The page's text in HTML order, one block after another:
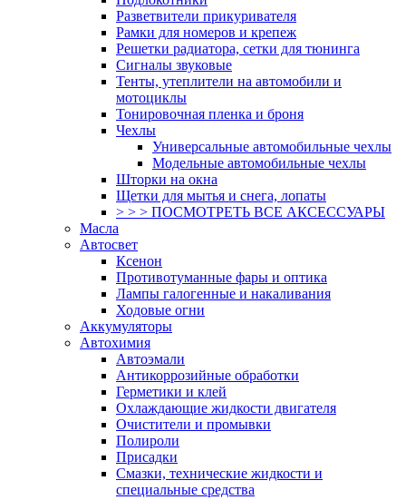
Разветвители прикуривателя
Рамки для номеров и крепеж
Решетки радиатора, сетки для тюнинга
Сигналы звуковые
Тенты, утеплители на автомобили и
мотоциклы
Тонировочная пленка и броня
Чехлы
Универсальные автомобильные чехлы
Модельные автомобильные чехлы
Шторки на окна
Щетки для мытья и снега, лопаты
> > > ПОСМОТРЕТЬ ВСЕ АКСЕССУАРЫ
Масла
Автосвет
Ксенон
Противотуманные фары и оптика
Лампы галогенные и накаливания
Ходовые огни
Аккумуляторы
Автохимия
Автоэмали
Антикоррозийные обработки
Герметики и клей
Охлаждающие жидкости двигателя
Очистители и промывки
Полироли
Присадки
Смазки, технические жидкости и
специальные средства